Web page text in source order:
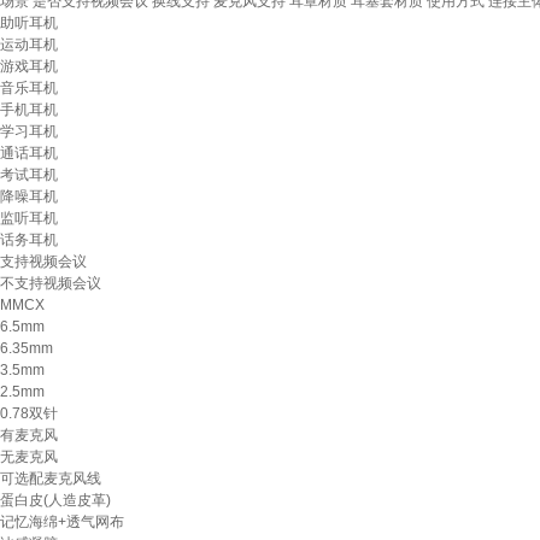
助听耳机
运动耳机
游戏耳机
音乐耳机
手机耳机
学习耳机
通话耳机
考试耳机
降噪耳机
监听耳机
话务耳机
支持视频会议
不支持视频会议
MMCX
6.5mm
6.35mm
3.5mm
2.5mm
0.78双针
有麦克风
无麦克风
可选配麦克风线
蛋白皮(人造皮革)
记忆海绵+透气网布